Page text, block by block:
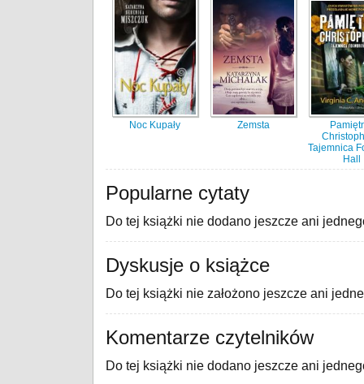
Noc Kupały Zemsta
Tajemnica
Hall
Popularne cytaty
Do tej książki nie dodano jeszcze ani
Dyskusje o książce
Do tej książki nie założono jeszcze ani
Komentarze czytelników
Do tej książki nie dodano jeszcze ani